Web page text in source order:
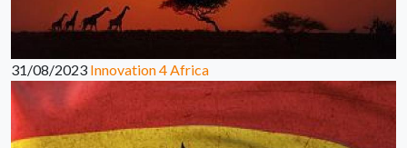
31/08/2023 Innovation 4 Africa